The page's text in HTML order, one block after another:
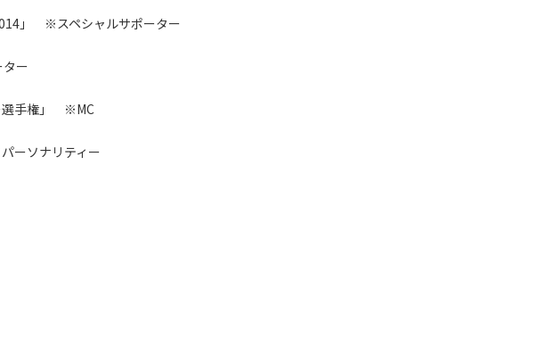
」 ※スペシャルサポーター
ー
選手権」 ※MC
ーソナリティー